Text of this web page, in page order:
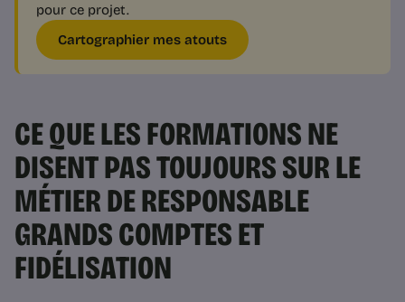
pour ce projet.
Cartographier mes atouts
CE QUE LES FORMATIONS NE
DISENT PAS TOUJOURS SUR LE
MÉTIER DE RESPONSABLE
GRANDS COMPTES ET
FIDÉLISATION